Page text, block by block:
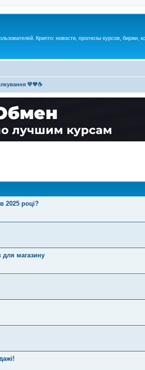
Крипто: новости, прогнозы курсов, биржи,
💛💙☕
2025 році?
для магазину